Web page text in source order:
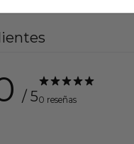
/ 50 reseñas